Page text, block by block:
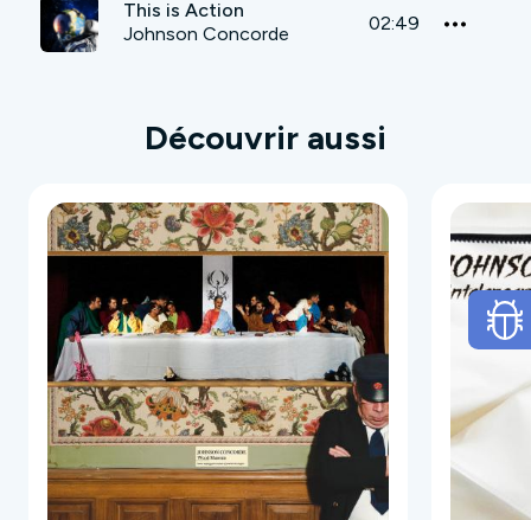
This is Action
Johnson Concorde
02:49
Découvrir aussi